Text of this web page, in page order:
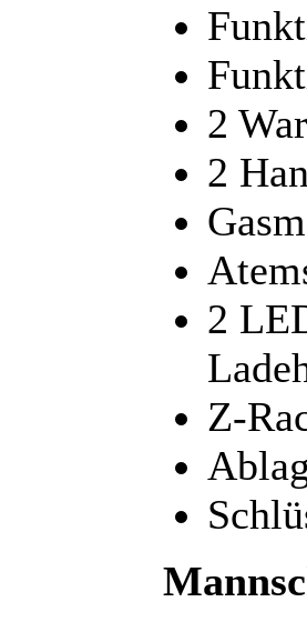
2
2
2
Z-